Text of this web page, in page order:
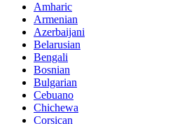
Amharic
Armenian
Azerbaijani
Belarusian
Bengali
Bosnian
Bulgarian
Cebuano
Chichewa
Corsican